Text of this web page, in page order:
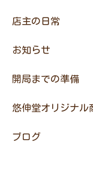
店主の日常
お知らせ
開局までの準備
悠伸堂オリジナル
ブログ